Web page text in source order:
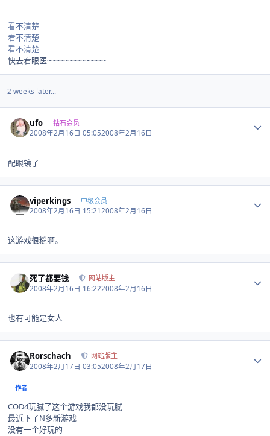
看不清楚
看不清楚
看不清楚
快去看眼医~~~~~~~~~~~~~~
2 weeks later...
ufo 钻石会员
2008年2月16日 05:052008年2月16日
配眼镜了
viperkings 中级会员
2008年2月16日 15:212008年2月16日
这游戏很糙啊。
死了都要钱 网站版主
2008年2月16日 16:222008年2月16日
也有可能是女人
Rorschach 网站版主
2008年2月17日 03:052008年2月17日
作者
COD4玩腻了这个游戏我都没玩腻
最近下了N多新游戏
没有一个好玩的